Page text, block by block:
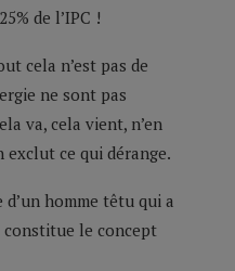
de l’IPC !
cela n’est pas de
ne sont pas
va, cela vient, n’en
ce qui dérange.
homme têtu qui a
constitue le concept